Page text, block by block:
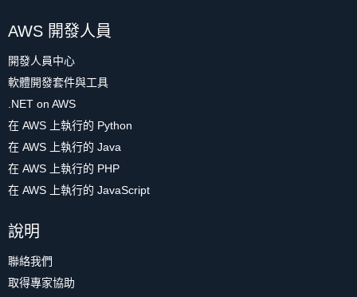
AWS 開發人員
開發人員中心
軟體開發套件與工具
.NET on AWS
在 AWS 上執行的 Python
在 AWS 上執行的 Java
在 AWS 上執行的 PHP
在 AWS 上執行的 JavaScript
說明
聯絡我們
取得專家協助